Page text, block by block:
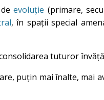
deevoluție (primare,
, în spații special
tuturor
puțin mai înalte, mai